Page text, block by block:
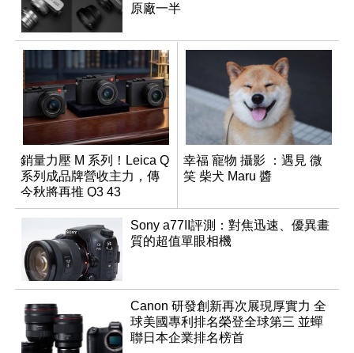
原廠一半
銷量力壓 M 系列！Leica Q
系列成品牌營收主力，傳
今秋將再推 Q3 43
Monochrom
幸福 寵物 攝影 ：遇見 微
笑 柴犬 Maru 醬
Sony a77II評測：對焦迅速、優異畫
質的超值單眼相機
Canon 研發創新再次展現厚實力 全
球美國專利排名榮登全球第三 並蟬
聯日本企業排名榜首